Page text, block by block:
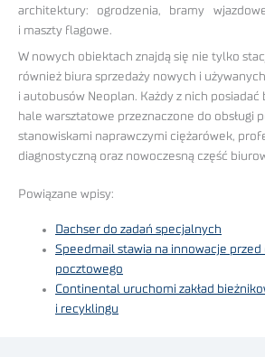
architektury: ogrodzenia, bramy
i maszty flagowe.
W nowych obiektach znajdą się nie tylko
również biura sprzedaży nowych i
i autobusów Neoplan. Każdy z nich
hale warsztatowe przeznaczone do obsługi
stanowiskami naprawczymi ciężarówek,
diagnostyczną oraz nowoczesną część
Powiązane wpisy:
Dachser do zadań specjalnych
Speedmail stawia na innowacje
pocztowego
Continental uruchomi zakład
i recyklingu